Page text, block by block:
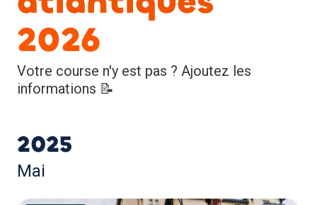
2026
Votre course n'y est pas ? Ajoutez les
informations 📝
2025
Mai